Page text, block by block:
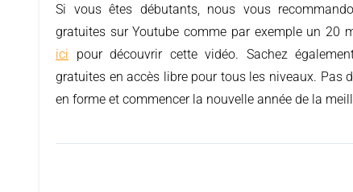
Si vous êtes débutants, nous vous
gratuites sur Youtube comme par exemple un 20
ici pour découvrir cette vidéo. Sachez
gratuites en accès libre pour tous les niveaux. Pas
en forme et commencer la nouvelle année de la